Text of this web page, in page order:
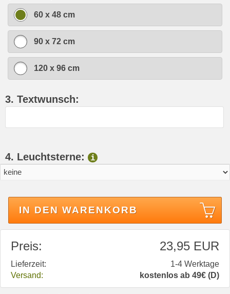
60 x 48 cm
90 x 72 cm
120 x 96 cm
3. Textwunsch:
4. Leuchtsterne: i
IN DEN WARENKORB
Preis: 23,95 EUR
Lieferzeit:
1-4 Werktage
Versand:
kostenlos ab 49€ (D)